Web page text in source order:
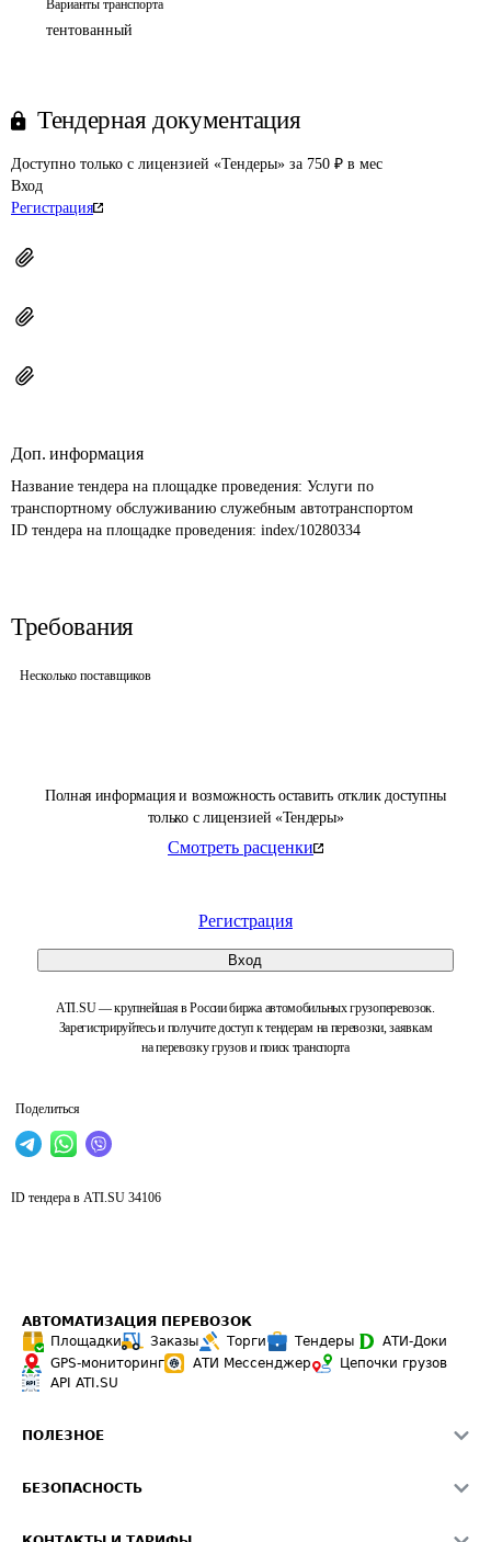
Полная информация и возможность оставить отклик доступны
только с лицензией «Тендеры»
Смотреть расценки
Регистрация
Вход
ATI.SU — крупнейшая в России биржа автомобильных грузоперевозок.
Зарегистрируйтесь и получите доступ к тендерам на перевозки, заявкам
на перевозку грузов и поиск транспорта
Поделиться
Варианты транспорта
тентованный
Тендерная документация
Доступно только с лицензией «Тендеры» за 750 ₽ в мес
Вход
Регистрация
Доп. информация
Название тендера на площадке проведения: Услуги по
транспортному обслуживанию служебным автотранспортом
ID тендера на площадке проведения: index/10280334
Требования
Несколько поставщиков
ID тендера в ATI.SU 34106
АВТОМАТИЗАЦИЯ ПЕРЕВОЗОК
Площадки
Заказы Торги Тендеры
АТИ-Доки
GPS-мониторинг
АТИ Мессенджер
Цепочки грузов
API ATI.SU
ПОЛЕЗНОЕ
Звезды ATI.SU на вашем сайте
БЕЗОПАСНОСТЬ